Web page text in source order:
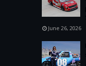
June 26, 2026